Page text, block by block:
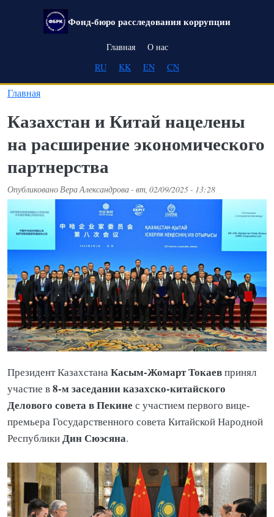
Перейти к основному содержанию
Фонд-бюро расследования коррупции
Main navigation
Главная
О нас
RU
KK EN CN
Главная
Казахстан и Китай нацелены
на расширение экономического
партнерства
ОпубликованоВера Александрова- вт, 02/09/2025 - 13:28
Президент КазахстанаКасым-Жомарт Токаевпринял
участие в8-м заседании казахско-китайского
Делового совета в Пекине с участием первого вице-
премьера Государственного совета Китайской Народной
РеспубликиДин Сюэсяна.